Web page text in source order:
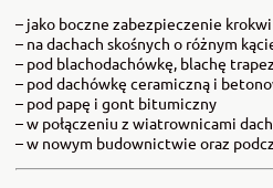
– jako boczne zabezpieczenie
– na dachach skośnych o różnym
– pod blachodachówkę, blachę
– pod dachówkę ceramiczną i
– pod papę i gont bitumiczny
– w połączeniu z wiatrownicami
– w nowym budownictwie oraz